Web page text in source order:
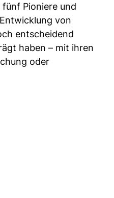
Pioniere und
von
entscheidend
haben – mit ihren
oder